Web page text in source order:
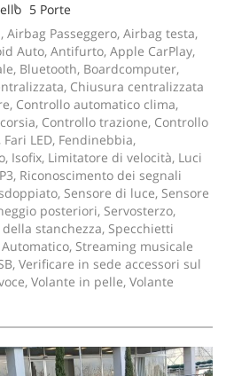
5 Porte
Airbag Passeggero, Airbag testa,
Auto, Antifurto, Apple CarPlay,
Bluetooth, Boardcomputer,
Chiusura centralizzata
Controllo automatico clima,
Controllo trazione, Controllo
Fari LED, Fendinebbia,
Isofix, Limitatore di velocità, Luci
Riconoscimento dei segnali
Sensore di luce, Sensore
posteriori, Servosterzo,
stanchezza, Specchietti
Streaming musicale
Verificare in sede accessori sul
Volante in pelle, Volante